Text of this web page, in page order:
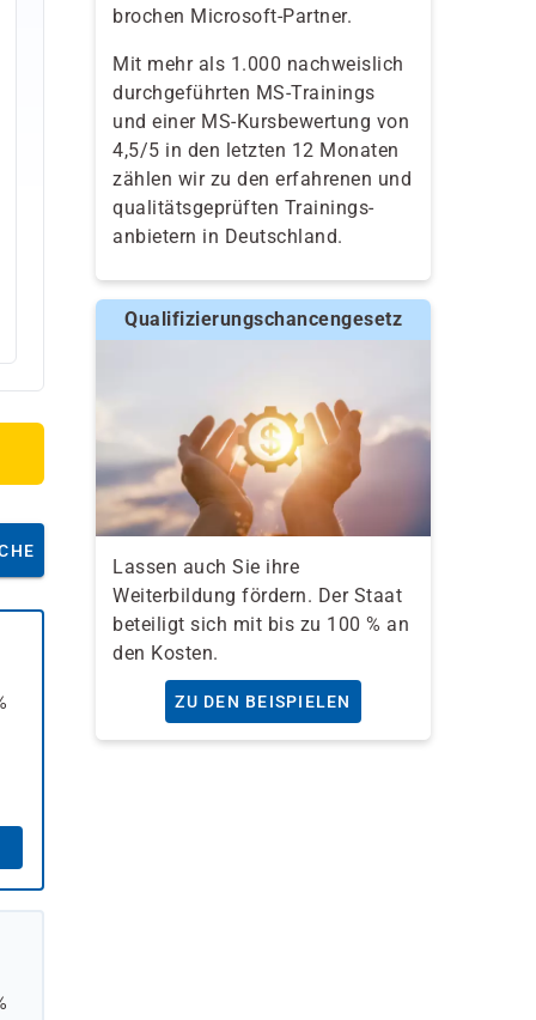
brochen Microsoft-Partner.
Mit mehr als 1.000 nachweislich
durchgeführten MS-Trainings
und einer MS-Kursbewertung von
4,5/5 in den letzten 12 Monaten
zählen wir zu den erfahrenen und
qualitäts­geprüften Trainings­
anbietern in Deutschland.
Qualifizierungschancengesetz
Lassen auch Sie ihre
Weiterbildung fördern. Der Staat
beteiligt sich mit bis zu 100 % an
den Kosten.
ZU DEN BEISPIELEN